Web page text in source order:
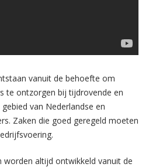
vanuit de behoefte om
te ontzorgen bij tijdrovende en
van Nederlandse en
Zaken die goed geregeld moeten
worden altijd ontwikkeld vanuit de